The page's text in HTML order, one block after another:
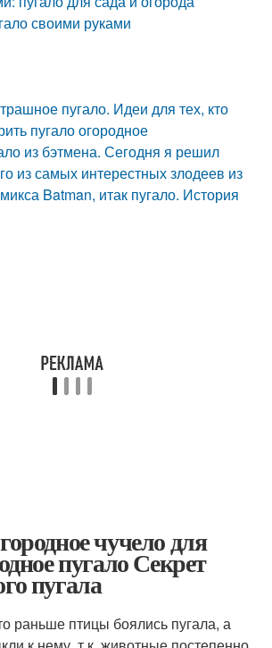
своими руками
пугало. Идеи для тех, кто
пугало огородное
из бэтмена. Сегодня я решил
из самых интерестных злодеев из
Batman, итак пугало. История
чучело для
пугало Секрет
пугала
раньше птицы боялись пугала, а